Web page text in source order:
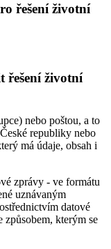
řešení životní
řešení životní
nebo poštou, a to
republiky nebo
má údaje, obsah i
zprávy - ve formátu
uznávaným
datové
způsobem, kterým se